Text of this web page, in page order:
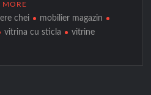
MORE
chei
mobilier magazin
vitrina cu sticla vitrine